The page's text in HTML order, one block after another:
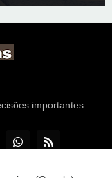
importantes.